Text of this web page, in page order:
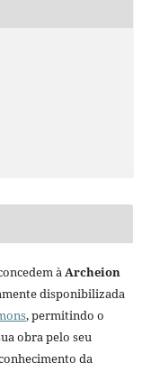
àArcheion
disponibilizada
, permitindo o
obra pelo seu
da